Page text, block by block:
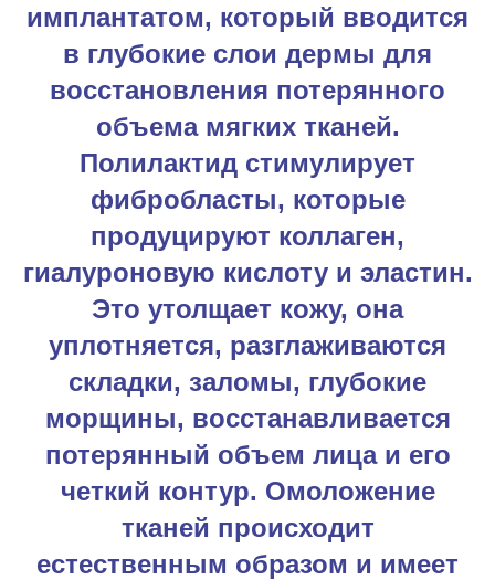
имплантатом, который вводится
в глубокие слои дермы для
восстановления потерянного
объема мягких тканей.
Полилактид стимулирует
фибробласты, которые
продуцируют коллаген,
гиалуроновую кислоту и эластин.
Это утолщает кожу, она
уплотняется, разглаживаются
складки, заломы, глубокие
морщины, восстанавливается
потерянный объем лица и его
четкий контур. Омоложение
тканей происходит
естественным образом и имеет